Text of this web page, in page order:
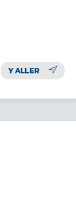
Y ALLER